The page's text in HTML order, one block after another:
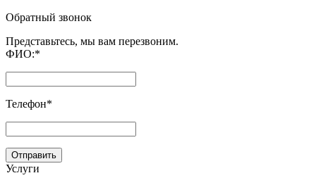
Обратный звонок
Представьтесь, мы вам перезвоним.
ФИО:*
Телефон*
Услуги